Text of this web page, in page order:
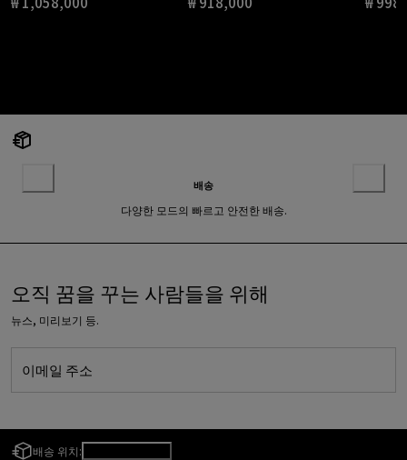
현재 가격 ₩ 1,058,000 현재 가격 ₩ 918,000 현재
배송
다양한 모드의 빠르고 안전한 배송.
오직 꿈을 꾸는 사람들을 위해
뉴스, 미리보기 등.
이메일 주소
배송 위치: